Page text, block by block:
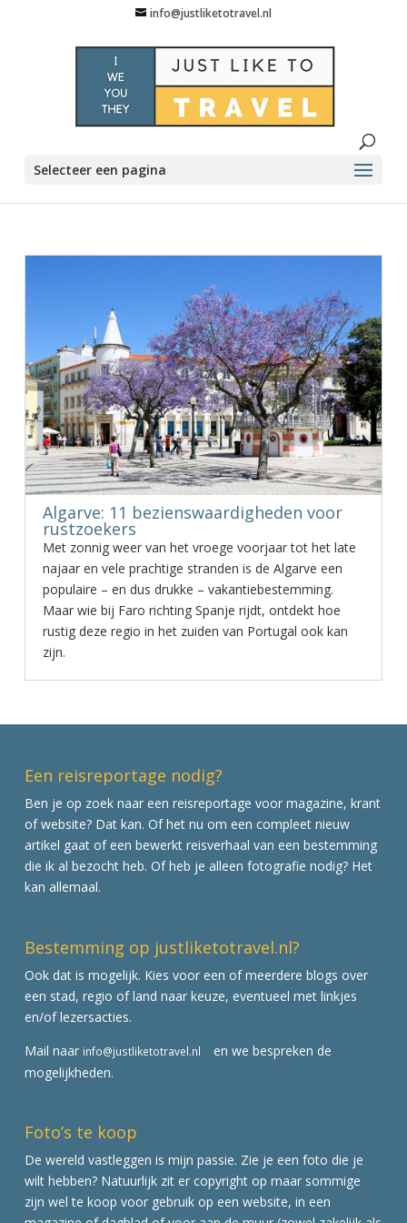
info@justliketotravel.nl
Selecteer een pagina
Algarve: 11 bezienswaardigheden voor
rustzoekers
Met zonnig weer van het vroege voorjaar tot het late
najaar en vele prachtige stranden is de Algarve een
populaire – en dus drukke – vakantiebestemming.
Maar wie bij Faro richting Spanje rijdt, ontdekt hoe
rustig deze regio in het zuiden van Portugal ook kan
zijn.
Een reisreportage nodig?
Ben je op zoek naar een reisreportage voor magazine, krant
of website? Dat kan. Of het nu om een compleet nieuw
artikel gaat of een bewerkt reisverhaal van een bestemming
die ik al bezocht heb. Of heb je alleen fotografie nodig? Het
kan allemaal.
Bestemming op justliketotravel.nl?
Ook dat is mogelijk. Kies voor een of meerdere blogs over
een stad, regio of land naar keuze, eventueel met linkjes
en/of lezersacties.
Mail naar info@justliketotravel.nl
en we bespreken de
mogelijkheden.
Foto’s te koop
De wereld vastleggen is mijn passie. Zie je een foto die je
wilt hebben? Natuurlijk zit er copyright op maar sommige
zijn wel te koop voor gebruik op een website, in een